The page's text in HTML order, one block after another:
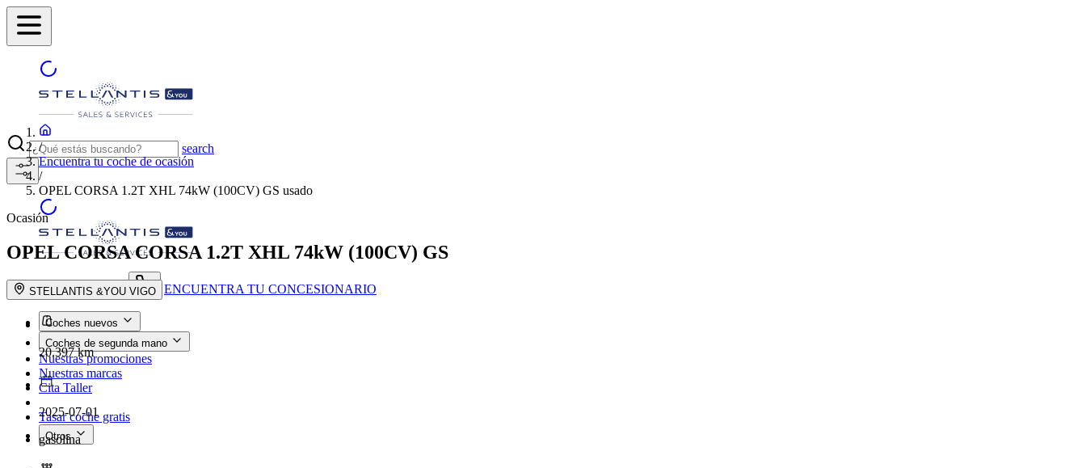
search
search button - icon ENCUENTRA TU CONCESIONARIO
Coches nuevos
Coches de segunda mano
Nuestras promociones
Nuestras marcas
Cita Taller
Tasar coche gratis
Otros
/
Encuentra tu coche de ocasión
/
OPEL CORSA 1.2T XHL 74kW (100CV) GS usado
Ocasión
OPEL CORSACORSA 1.2T XHL 74kW (100CV) GS
STELLANTIS &YOU VIGO
20.397 km
2025-07-01
gasolina